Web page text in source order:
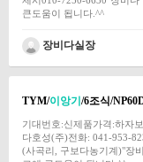
큰도움이 됩니다.^^
장비다실장
TYM/이앙기/6조식/
기대번호:신제품가격:하자
다호성(주)전화: 041-953-
(사곡리, 구보다농기계)"장